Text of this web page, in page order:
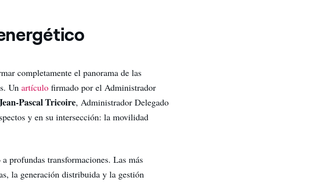
completamente el panorama de las
Unartículo firmado por el Administrador
Pascal Tricoire, Administrador Delegado
y en su intersección: la movilidad
profundas transformaciones. Las más
la generación distribuida y la gestión